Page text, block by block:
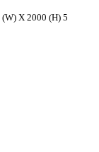
X 2000 (H) 5